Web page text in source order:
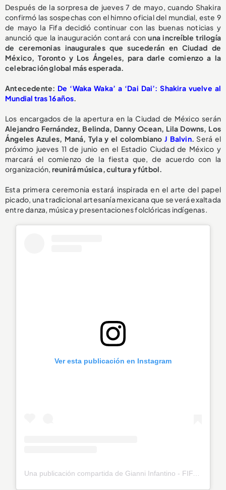
Después de la sorpresa de jueves 7 de mayo, cuando Shakira
confirmó las sospechas con el himno oficial del mundial, este 9
de mayo la Fifa decidió continuar con las buenas noticias y
anunció que la inauguración contará conuna increíble trilogía
de ceremonias inaugurales que sucederán en Ciudad de
México, Toronto y Los Ángeles, para darle comienzo a la
celebración global más esperada.
Antecedente: De ‘Waka Waka’ a ‘Dai Dai’: Shakira vuelve al
Mundial tras 16 años.
Los encargados de la apertura en la Ciudad de México serán
Alejandro Fernández, Belinda, Danny Ocean, Lila Downs, Los
Ángeles Azules, Maná, Tyla y el colombiano J Balvin. Será el
próximo jueves 11 de junio en el Estadio Ciudad de México y
marcará el comienzo de la fiesta que, de acuerdo con la
organización, reunirá música, cultura y fútbol.
Esta primera ceremonia estará inspirada en el arte del papel
picado, una tradicional artesanía mexicana que se verá exaltada
entre danza, música y presentaciones folclóricas indígenas.
Ver esta publicación en Instagram
Una publicación compartida de Gianni Infantino - FIFA President (@gianni_infantino)